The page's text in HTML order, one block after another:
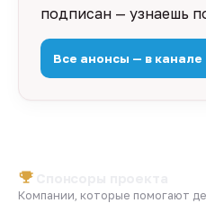
подписан — узнаешь
Все анонсы — в канале
Компании, которые помогают